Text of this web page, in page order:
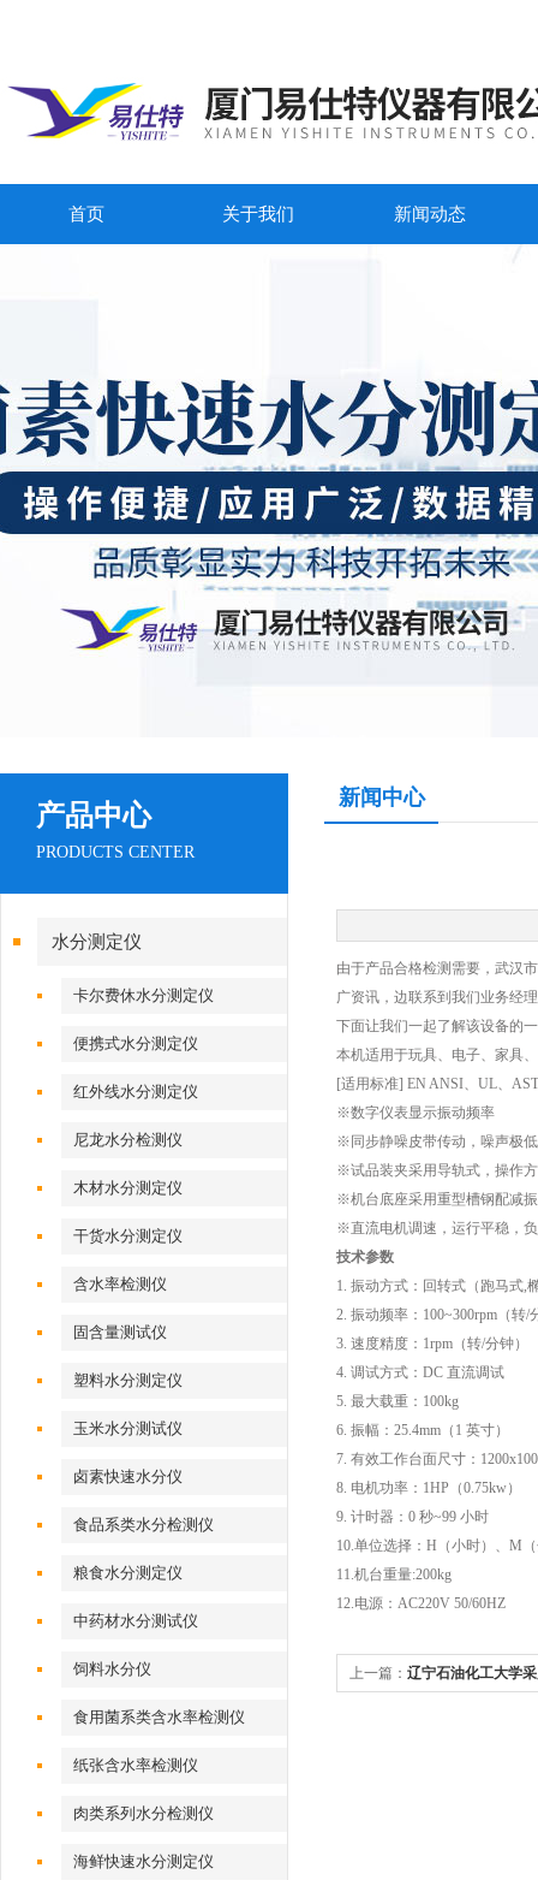
首页 关于我们 新闻动态
产品中心
PRODUCTS CENTER
水分测定仪
卡尔费休水分测定仪
便携式水分测定仪
红外线水分测定仪
尼龙水分检测仪
木材水分测定仪
干货水分测定仪
含水率检测仪
固含量测试仪
塑料水分测定仪
玉米水分测试仪
卤素快速水分仪
食品系类水分检测仪
粮食水分测定仪
中药材水分测试仪
饲料水分仪
食用菌系类含水率检测仪
纸张含水率检测仪
肉类系列水分检测仪
海鲜快速水分测定仪
新闻中心
由于产品合格检测需要，武汉
广资讯，边联系到我们业务经
下面让我们一起了解该设备的
本机适用于玩具、电子、家具
[适用标准] EN ANSI、UL、
※数字仪表显示振动频率
※同步静噪皮带传动，噪声极
※试品装夹采用导轨式，操作
※机台底座采用重型槽钢配减
※直流电机调速，运行平稳，
技术参数
1. 振动方式：回转式（跑马式,
2. 振动频率：100~300rpm（转/
3. 速度精度：1rpm（转/分钟）
4. 调试方式：DC 直流调试
5. 最大载重：100kg
6. 振幅：25.4mm（1 英寸）
7. 有效工作台面尺寸：
8. 电机功率：1HP（0.75kw）
9. 计时器：0 秒~99 小时
10.单位选择：H（小时）、M
11.机台重量:200kg
12.电源：AC220V 50/60HZ
上一篇： 辽宁石油化工大学